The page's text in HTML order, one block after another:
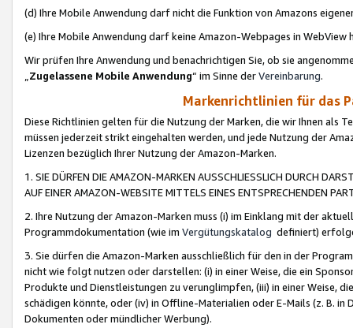
(d) Ihre Mobile Anwendung darf nicht die Funktion von Amazons
(e) Ihre Mobile Anwendung darf keine Amazon-Webpages in WebView
Wir prüfen Ihre Anwendung und benachrichtigen Sie, ob sie
„Zugelassene Mobile Anwendung“ im Sinne derVereinbarung.
Markenrichtlinien für das
Diese Richtlinien gelten für die Nutzung der Marken, die wir Ihnen als
müssen jederzeit strikt eingehalten werden, und jede Nutzung der
Lizenzen bezüglich Ihrer Nutzung der Amazon-Marken.
1. SIE DÜRFEN DIE AMAZON-MARKEN AUSSCHLIESSLICH DURCH
AUF EINER AMAZON-WEBSITE MITTELS EINES ENTSPRECHENDEN
2. Ihre Nutzung der Amazon-Marken muss (i) im Einklang mit der
Programmdokumentation (wie im Vergütungskatalog definiert)
3. Sie dürfen die Amazon-Marken ausschließlich für den in der
nicht wie folgt nutzen oder darstellen: (i) in einer Weise, die ein
Produkte und Dienstleistungen zu verunglimpfen, (iii) in einer Weise,
schädigen könnte, oder (iv) in Offline-Materialien oder E-Mails (z. B. in
Dokumenten oder mündlicher Werbung).